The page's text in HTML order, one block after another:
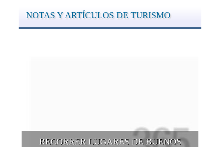
NOTAS Y ARTÍCULOS DE TURISMO
RECORRER LUGARES DE BUENOS